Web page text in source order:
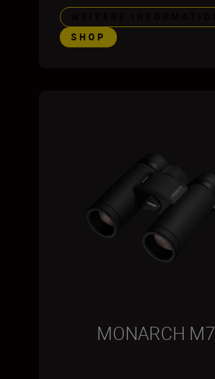
SHOP
MONARCH M7